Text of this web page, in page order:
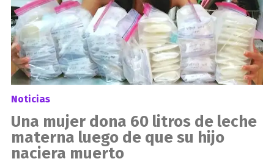
Noticias
Una mujer dona 60 litros de leche
materna luego de que su hijo
naciera muerto